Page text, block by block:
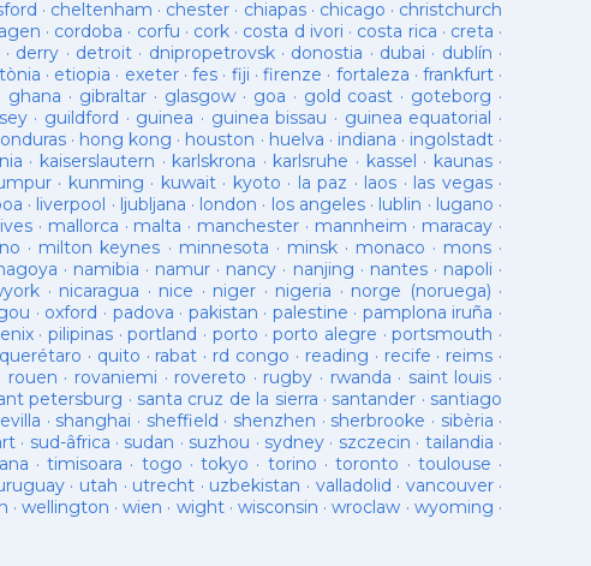
· cheltenham · chester · chiapas· chicago · christchurch
· cordoba · corfu · cork · costa d ivori · costa rica · creta ·
· derry · detroit· dnipropetrovsk· donostia · dubai · dublín ·
· etiopia · exeter· fes · fiji · firenze · fortaleza · frankfurt ·
ghana · gibraltar · glasgow· goa · gold coast · goteborg ·
· guildford · guinea · guinea bissau · guinea equatorial ·
· hong kong · houston · huelva · indiana · ingolstadt·
· kaiserslautern · karlskrona · karlsruhe · kassel · kaunas·
· kunming · kuwait· kyoto · la paz · laos · las vegas·
· liverpool · ljubljana · london · los angeles· lublin · lugano ·
· mallorca · malta · manchester · mannheim · maracay ·
· milton keynes · minnesota · minsk· monaco · mons ·
· namibia · namur · nancy · nanjing · nantes· napoli ·
· nicaragua · nice · niger · nigeria · norge (noruega) ·
· oxford · padova · pakistan · palestine · pamplona iruña ·
·pilipinas ·portland · porto ·porto alegre ·portsmouth ·
querétaro · quito · rabat · rd congo · reading · recife · reims ·
rouen · rovaniemi · rovereto · rugby · rwanda · saint louis ·
petersburg · santa cruz de la sierra · santander · santiago
· shanghai · sheffield · shenzhen · sherbrooke · sibèria ·
· sud-âfrica · sudan · suzhou · sydney · szczecin · tailandia ·
·timisoara · togo ·tokyo · torino ·toronto · toulouse ·
· utah · utrecht · uzbekistan · valladolid · vancouver·
· wellington ·wien · wight·wisconsin ·wroclaw · wyoming ·